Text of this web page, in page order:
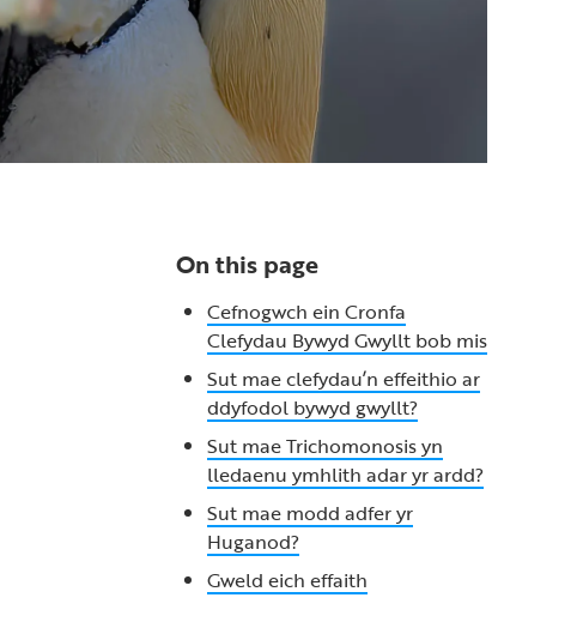
On this page
Cefnogwch ein Cronfa
Clefydau Bywyd Gwyllt bob mis
Sut mae clefydau’n effeithio ar
ddyfodol bywyd gwyllt?
Sut mae Trichomonosis yn
lledaenu ymhlith adar yr ardd?
Sut mae modd adfer yr
Huganod?
Gweld eich effaith